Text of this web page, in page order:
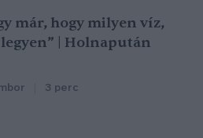
már, hogy milyen víz,
| Holnapután
3 perc